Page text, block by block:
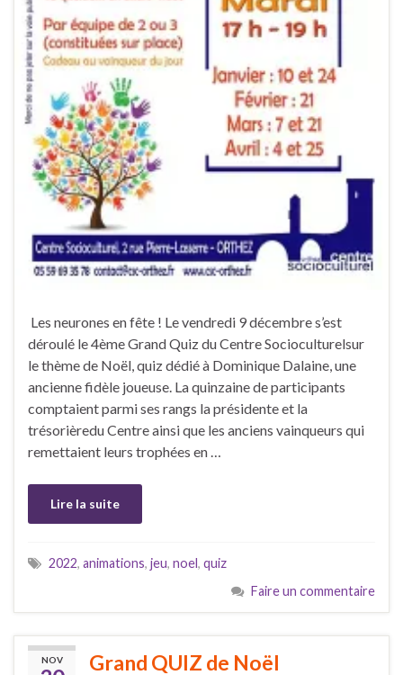
Les neurones en fête ! Le vendredi 9 décembre s’est
déroulé le 4ème Grand Quiz du Centre Socioculturelsur
le thème de Noël, quiz dédié à Dominique Dalaine, une
ancienne fidèle joueuse. La quinzaine de participants
comptaient parmi ses rangs la présidente et la
trésorièredu Centre ainsi que les anciens vainqueurs qui
remettaient leurs trophées en …
Lire la suite
2022, animations, jeu, noel, quiz
Faire un commentaire
NOV Grand QUIZ de Noël